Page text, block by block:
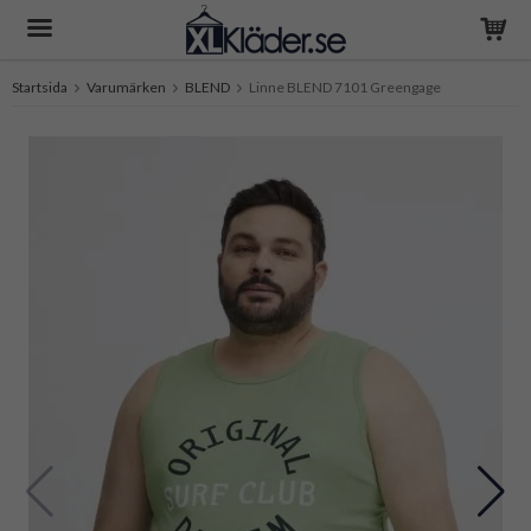
Startsida Varumärken BLEND Linne BLEND 7101 Greengage